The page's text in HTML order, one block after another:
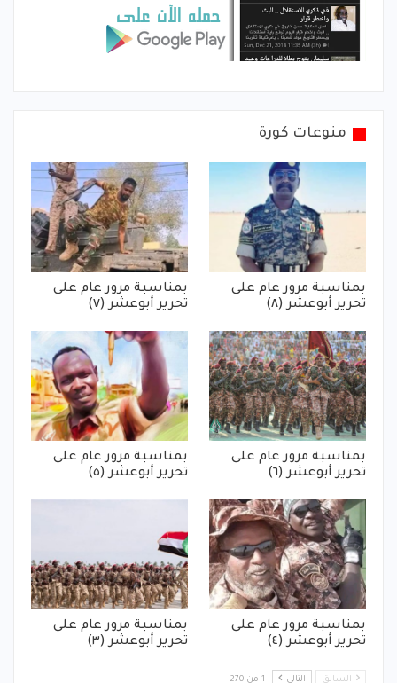
منوعات كورة
بمناسبة مرور عام على
تحرير أبوعشر (٨)
بمناسبة مرور عام على
تحرير أبوعشر (٧)
بمناسبة مرور عام على
تحرير أبوعشر (٦)
بمناسبة مرور عام على
تحرير أبوعشر (٥)
بمناسبة مرور عام على
تحرير أبوعشر (٤)
بمناسبة مرور عام على
تحرير أبوعشر (٣)
السابق التالي 1 من 270